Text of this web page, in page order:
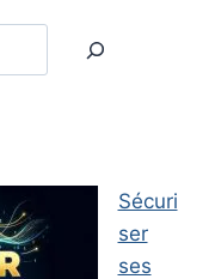
Sécuri
ser
ses